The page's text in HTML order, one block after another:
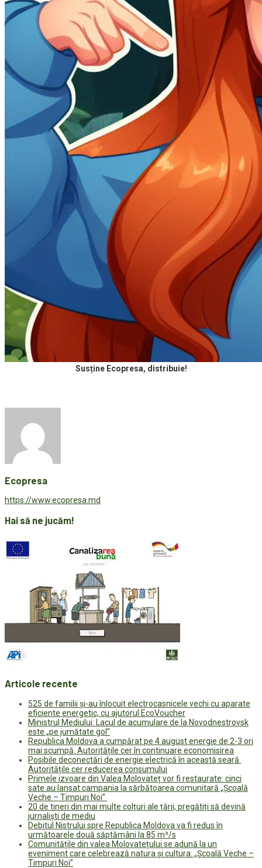
Susține Ecopresa, distribuie!
Ecopresa
https://www.ecopresa.md
Hai să ne jucăm!
Articole recente
525 de familii și-au înlocuit electrocasnicele vechi cu aparate
eficiente energetic, cu ajutorul EcoVoucher
Ministrul Mediului: Lacul de acumulare de la Novodnestrovsk
este „pe jumătate gol”
Republica Moldova a cumpărat pe 4 august energie de 2-3 ori
mai scumpă. Autoritățile cer în continuare economisirea
Posibile deconectări de energie electrică în această seară.
Autoritățile cer reducerea consumului
Primele izvoare din Valea Molovateț vor fi restaurate: cinci
sate au lansat campania la sărbătoarea comunitară „Școală
Veche – Timpuri Noi”
20 de tineri din mai multe colțuri ale țării, pregătiți să devină
jurnaliști de mediu
Debitul Nistrului spre Republica Moldova va fi redus în
următoarele două săptămâni la 85 m³/s
Comunitățile din valea Molovatețului se adună la un
eveniment care celebrează natura și cultura: „Școală Veche –
Timpuri Noi”